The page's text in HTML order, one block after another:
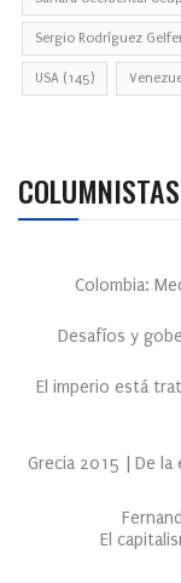
Sergio Rodríguez
USA (145)
COLUMNISTAS
Colombia:
Desafíos y
El imperio está
Grecia 2015 | De la
El